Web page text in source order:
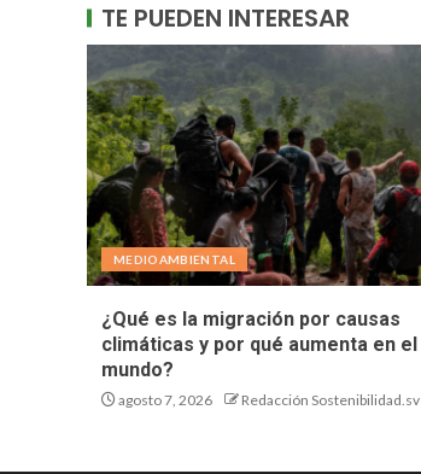
TE PUEDEN INTERESAR
MEDIOAMBIENTAL
¿Qué es la migración por causas
climáticas y por qué aumenta en el
mundo?
agosto 7, 2026 Redacción Sostenibilidad.sv